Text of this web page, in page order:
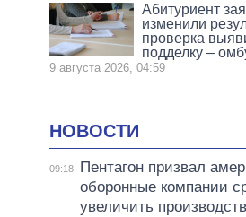
Абитуриент
изменили
проверка
подделку –
9 августа 2026, 04:59
НОВОСТИ
09:18
Пентагон призвал
оборонные компании
увеличить